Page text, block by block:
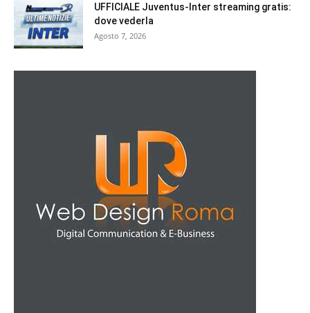
UFFICIALE Juventus-Inter streaming gratis:
dove vederla
Agosto 7, 2026